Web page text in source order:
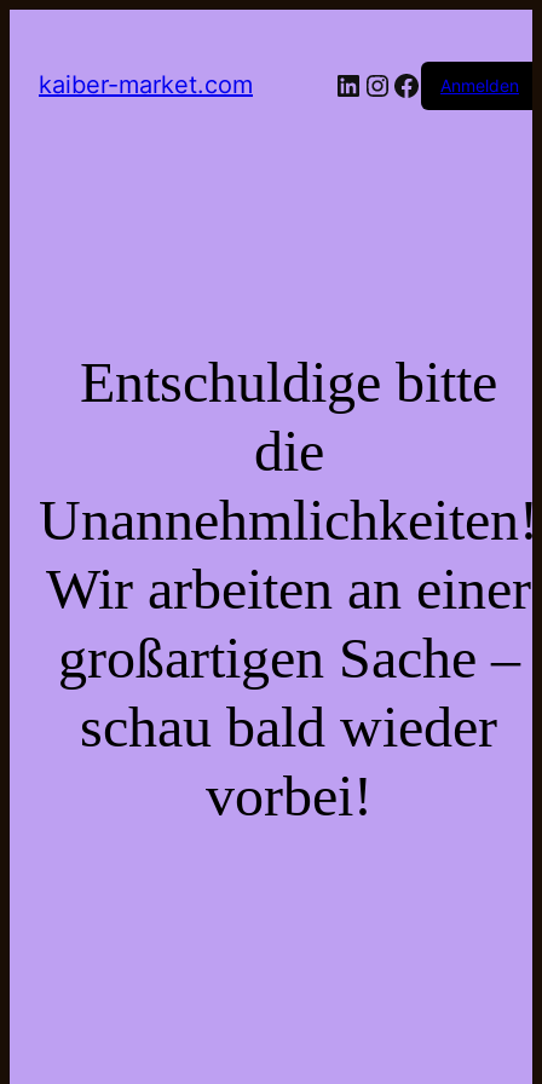
kaiber-market.com LinkedIn
Instagram
Facebook
Anmelden
Entschuldige bitte
die
Unannehmlichkeiten!
Wir arbeiten an einer
großartigen Sache –
schau bald wieder
vorbei!